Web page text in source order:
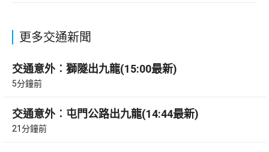
更多交通新聞
交通意外︰獅隧出九龍(15:00最新)
5分鐘前
交通意外︰屯門公路出九龍(14:44最新)
21分鐘前